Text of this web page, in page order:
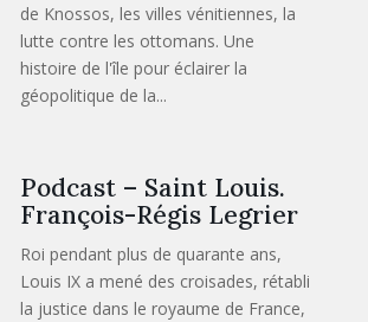
de Knossos, les villes vénitiennes, la
lutte contre les ottomans. Une
histoire de l'île pour éclairer la
géopolitique de la...
Podcast – Saint Louis.
François-Régis Legrier
Roi pendant plus de quarante ans,
Louis IX a mené des croisades, rétabli
la justice dans le royaume de France,